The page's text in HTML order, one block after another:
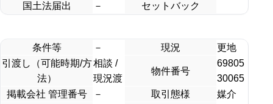
国土法届出 － セットバック
条件等 － 現況
更地
引渡し（可能時期/方
法）
相談 /
現況渡
物件番号
69805
30065
掲載会社 管理番号
－ 取引態様 媒介